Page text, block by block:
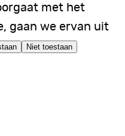
met het
gaan we ervan uit
Niet toestaan